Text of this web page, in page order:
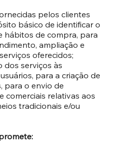
pelos clientes
básico de identificar o
hábitos de compra, para
ampliação e
oferecidos;
dos serviços às
para a criação de
para o envio de
comerciais relativas aos
tradicionais e/ou